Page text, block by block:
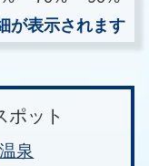
が表示されます
ポット
泉